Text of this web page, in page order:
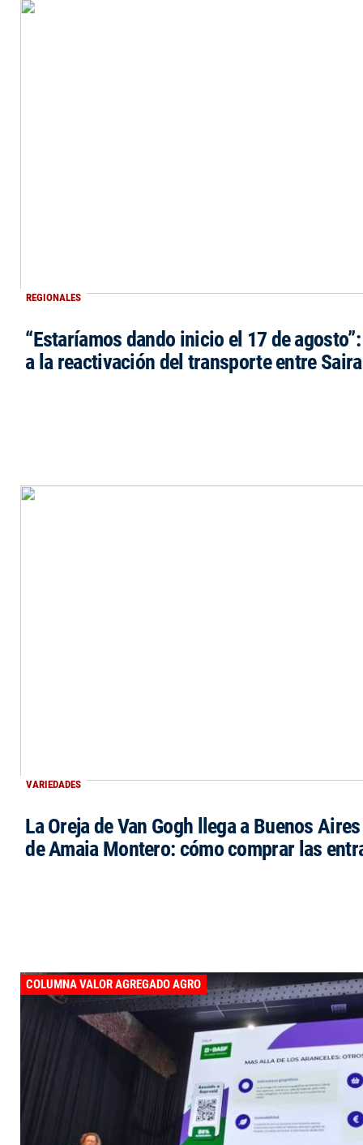
REGIONALES
“Estaríamos dando inicio el 17 de
a la reactivación del transporte entre
VARIEDADES
La Oreja de Van Gogh llega a Buenos
de Amaia Montero: cómo comprar las
COLUMNA VALOR AGREGADO AGRO